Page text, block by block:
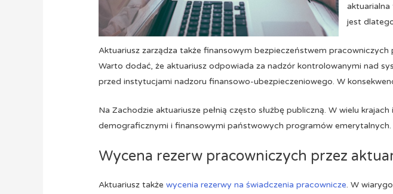
jest
Aktuariusz zarządza także finansowym bezpieczeństwem
Warto dodać, że aktuariusz odpowiada za nadzór kontrolowanymi nad
przed instytucjami nadzoru finansowo-ubezpieczeniowego. W
Na Zachodzie aktuariusze pełnią często służbę publiczną. W wielu
demograficznymi i finansowymi państwowych programów emerytalnych.
Wycena rezerw pracowniczych przez
Aktuariusz takżewycenia rezerwy na świadczenia pracownicze. W